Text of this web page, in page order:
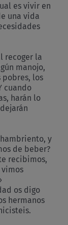
es vivir en
una vida
recoger la
manojo,
pobres, los
cuando
harán lo
hambriento, y
de beber?
recibimos,
vimos
os digo
hermanos